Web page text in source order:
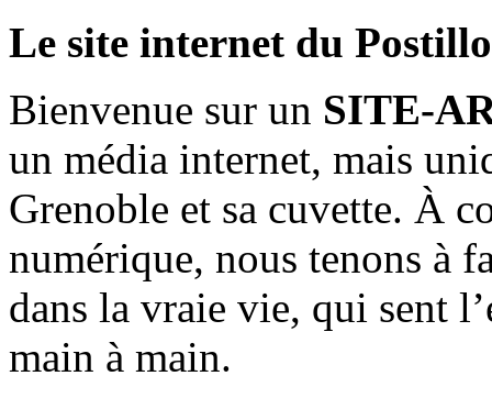
Le site internet du
Bienvenue sur un SITE-
un média internet, mais
Grenoble et sa cuvette. À
numérique, nous tenons à
dans la vraie vie, qui sent
main à main.